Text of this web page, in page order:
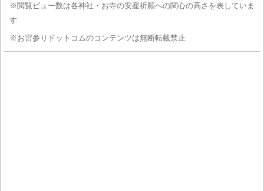
※閲覧ビュー数は各神社・お寺の安産祈願への関心の高さを表していま
す
※お宮参りドットコムのコンテンツは無断転載禁止